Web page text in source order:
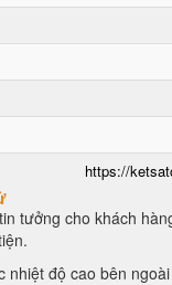
https://
tưởng cho khách
độ cao bên